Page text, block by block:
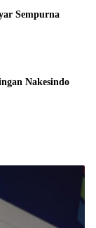
Sempurna
Nakesindo